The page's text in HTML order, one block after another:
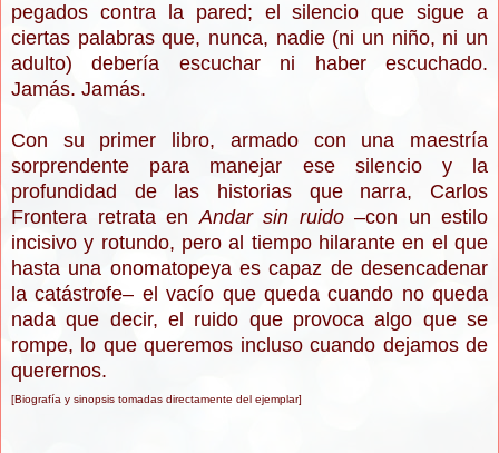
pegados contra la pared; el silencio que sigue a
ciertas palabras que, nunca, nadie (ni un niño, ni un
adulto) debería escuchar ni haber escuchado.
Jamás. Jamás.
Con su primer libro, armado con una maestría
sorprendente para manejar ese silencio y la
profundidad de las historias que narra, Carlos
Frontera retrata enAndar sin ruido–con un estilo
incisivo y rotundo, pero al tiempo hilarante en el que
hasta una onomatopeya es capaz de desencadenar
la catástrofe– el vacío que queda cuando no queda
nada que decir, el ruido que provoca algo que se
rompe, lo que queremos incluso cuando dejamos de
querernos.
[Biografía y sinopsis tomadas directamente del ejemplar]